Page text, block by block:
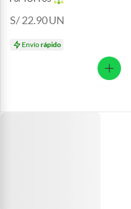
S/ 22.90UN
Envíorápido